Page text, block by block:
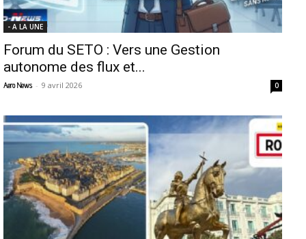
- A LA UNE
Forum du SETO : Vers une Gestion
autonome des flux et...
Aero News - 9 avril 2026 0